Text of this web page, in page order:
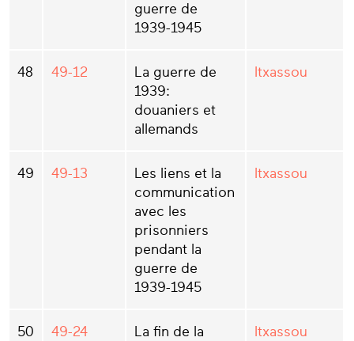
guerre de
1939-1945
48 49-12
La guerre de
1939:
douaniers et
allemands
Itxassou
49 49-13
Les liens et la
communication
avec les
prisonniers
pendant la
guerre de
1939-1945
Itxassou
50 49-24
La fin de la
Itxassou